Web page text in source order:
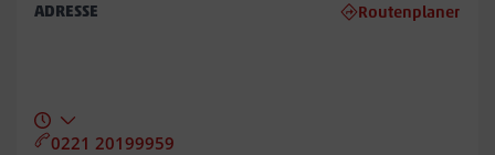
ADRESSE Routenplaner
0221 20199959